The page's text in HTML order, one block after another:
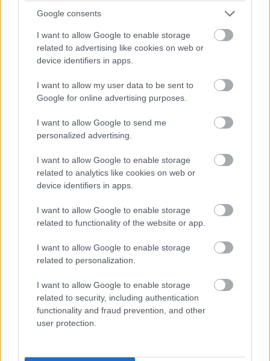
Google consents
I want to allow Google to enable storage
related to advertising like cookies on web or
device identifiers in apps.
I want to allow my user data to be sent to
Google for online advertising purposes.
I want to allow Google to send me
personalized advertising.
I want to allow Google to enable storage
related to analytics like cookies on web or
device identifiers in apps.
I want to allow Google to enable storage
related to functionality of the website or app.
I want to allow Google to enable storage
related to personalization.
I want to allow Google to enable storage
related to security, including authentication
functionality and fraud prevention, and other
user protection.